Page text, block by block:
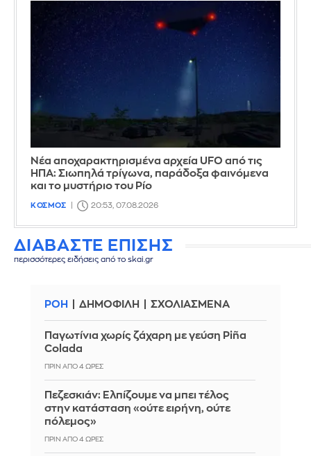
Νέα αποχαρακτηρισμένα αρχεία UFO από τις
ΗΠΑ: Σιωπηλά τρίγωνα, παράδοξα φαινόμενα
και το μυστήριο του Ρίο
ΚΟΣΜΟΣ 20:53, 07.08.2026
ΔΙΑΒΑΣΤΕ ΕΠΙΣΗΣ
περισσότερες ειδήσεις από το skai.gr
ΡΟΗ ΔΗΜΟΦΙΛΗ ΣΧΟΛΙΑΣΜΕΝΑ
Παγωτίνια χωρίς ζάχαρη με γεύση Piña
Colada
ΠΡΙΝ ΑΠΌ 4 ΏΡΕΣ
Πεζεσκιάν: Ελπίζουμε να μπει τέλος
στην κατάσταση «ούτε ειρήνη, ούτε
πόλεμος»
ΠΡΙΝ ΑΠΌ 4 ΏΡΕΣ